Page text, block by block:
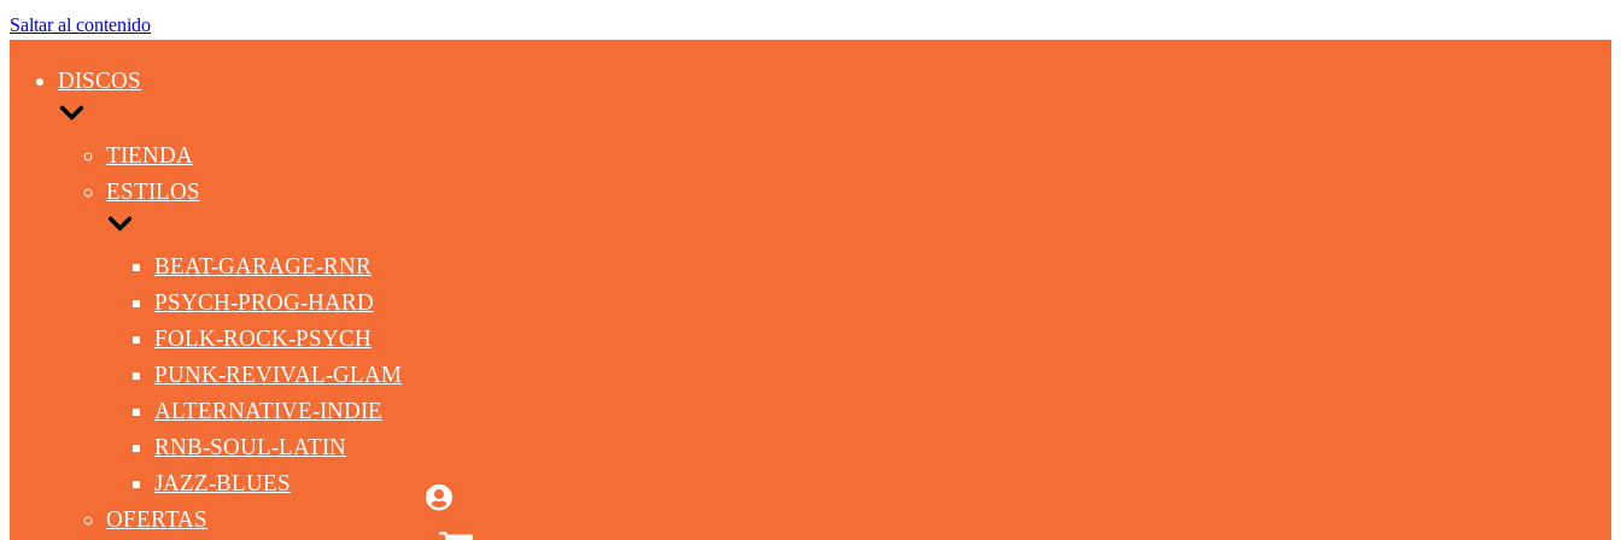
Saltar al contenido
DISCOS
TIENDA
ESTILOS
BEAT-GARAGE-RNR
PSYCH-PROG-HARD
FOLK-ROCK-PSYCH
PUNK-REVIVAL-GLAM
ALTERNATIVE-INDIE
RNB-SOUL-LATIN
JAZZ-BLUES
OFERTAS